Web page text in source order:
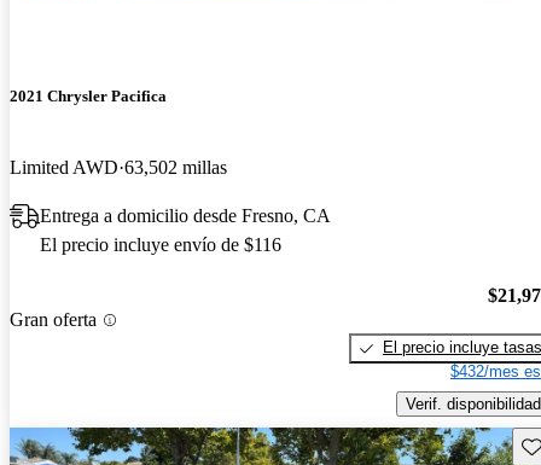
2021 Chrysler Pacifica
Limited AWD 63,502 millas
Entrega a domicilio desde Fresno, CA
El precio incluye envío de $116
Gran oferta
El precio incluye tasas
$432/mes
Verif. disponibilidad